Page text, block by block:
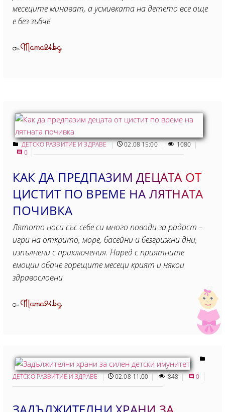
месеците минават, а усмивката на детето все още
е без зъбче
ОтMama24.bg
ДЕТСКО РАЗВИТИЕ И ЗДРАВЕ 02.08 15:00
1080
0
КАК ДА ПРЕДПАЗИМ ДЕЦАТА ОТ
ЦИСТИТ ПО ВРЕМЕ НА ЛЯТНАТА
ПОЧИВКА
Лятото носи със себе си много поводи за радост –
игри на открито, море, басейни и безгрижни дни,
изпълнени с приключения. Наред с приятните
емоции обаче горещите месеци крият и някои
здравословни
ОтMama24.bg
ДЕТСКО РАЗВИТИЕ И ЗДРАВЕ 02.08 11:00 848 0